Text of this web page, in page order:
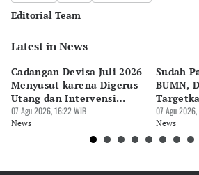
Editorial Team
Editor
Editor
Ekarina .
Latest in News
Cadangan Devisa Juli 2026
Menyusut karena Digerus
Utang dan Intervensi
Rupiah
07 Agu 2026, 16:22 WIB
News
Sudah
BUMN,
07 Agu
News